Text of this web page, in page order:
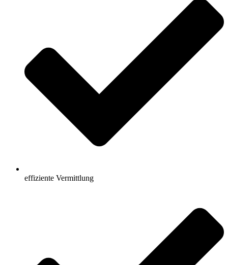
effiziente Vermittlung